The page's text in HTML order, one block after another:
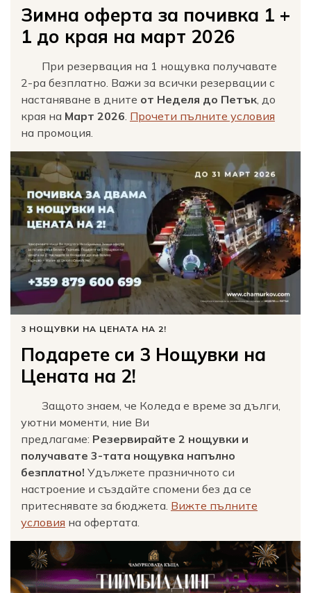
Зимна оферта за почивка 1 +
1 до края на март 2026
При резервация на 1 нощувка получавате
2-ра безплатно. Важи за всички резервации с
настаняване в дните от Неделя до Петък, до
края на Март 2026. Прочети пълните условия
на промоция.
3 НОЩУВКИ НА ЦЕНАТА НА 2!
Подарете си 3 Нощувки на
Цената на 2!
Защото знаем, че Коледа е време за дълги,
уютни моменти, ние Ви
предлагаме: Резервирайте 2 нощувки и
получавате 3-тата нощувка напълно
безплатно! Удължете празничното си
настроение и създайте спомени без да се
притеснявате за бюджета. Вижте пълните
условия на офертата.